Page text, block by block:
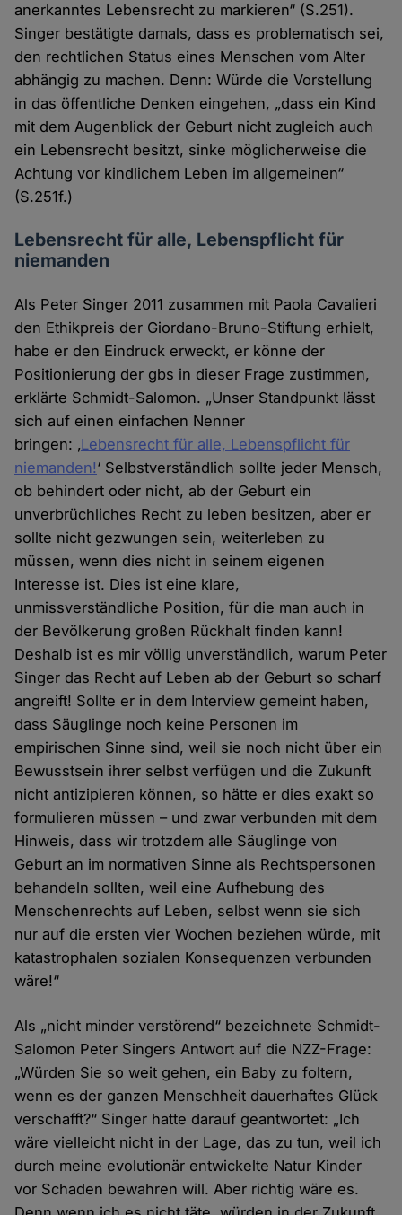
anerkanntes Lebensrecht zu markieren“ (S.251).
Singer bestätigte damals, dass es problematisch sei,
den rechtlichen Status eines Menschen vom Alter
abhängig zu machen. Denn: Würde die Vorstellung
in das öffentliche Denken eingehen, „dass ein Kind
mit dem Augenblick der Geburt nicht zugleich auch
ein Lebensrecht besitzt, sinke möglicherweise die
Achtung vor kindlichem Leben im allgemeinen“
(S.251f.)
Lebensrecht für alle, Lebenspflicht für
niemanden
Als Peter Singer 2011 zusammen mit Paola Cavalieri
den Ethikpreis der Giordano-Bruno-Stiftung erhielt,
habe er den Eindruck erweckt, er könne der
Positionierung der gbs in dieser Frage zustimmen,
erklärte Schmidt-Salomon. „Unser Standpunkt lässt
sich auf einen einfachen Nenner
bringen: ‚Lebensrecht für alle, Lebenspflicht für
niemanden!‘ Selbstverständlich sollte jeder Mensch,
ob behindert oder nicht, ab der Geburt ein
unverbrüchliches Recht zu leben besitzen, aber er
sollte nicht gezwungen sein, weiterleben zu
müssen, wenn dies nicht in seinem eigenen
Interesse ist. Dies ist eine klare,
unmissverständliche Position, für die man auch in
der Bevölkerung großen Rückhalt finden kann!
Deshalb ist es mir völlig unverständlich, warum Peter
Singer das Recht auf Leben ab der Geburt so scharf
angreift! Sollte er in dem Interview gemeint haben,
dass Säuglinge noch keine Personen im
empirischen Sinne sind, weil sie noch nicht über ein
Bewusstsein ihrer selbst verfügen und die Zukunft
nicht antizipieren können, so hätte er dies exakt so
formulieren müssen – und zwar verbunden mit dem
Hinweis, dass wir trotzdem alle Säuglinge von
Geburt an im normativen Sinne als Rechtspersonen
behandeln sollten, weil eine Aufhebung des
Menschenrechts auf Leben, selbst wenn sie sich
nur auf die ersten vier Wochen beziehen würde, mit
katastrophalen sozialen Konsequenzen verbunden
wäre!“
Als „nicht minder verstörend“ bezeichnete Schmidt-
Salomon Peter Singers Antwort auf die NZZ-Frage:
„Würden Sie so weit gehen, ein Baby zu foltern,
wenn es der ganzen Menschheit dauerhaftes Glück
verschafft?“ Singer hatte darauf geantwortet: „Ich
wäre vielleicht nicht in der Lage, das zu tun, weil ich
durch meine evolutionär entwickelte Natur Kinder
vor Schaden bewahren will. Aber richtig wäre es.